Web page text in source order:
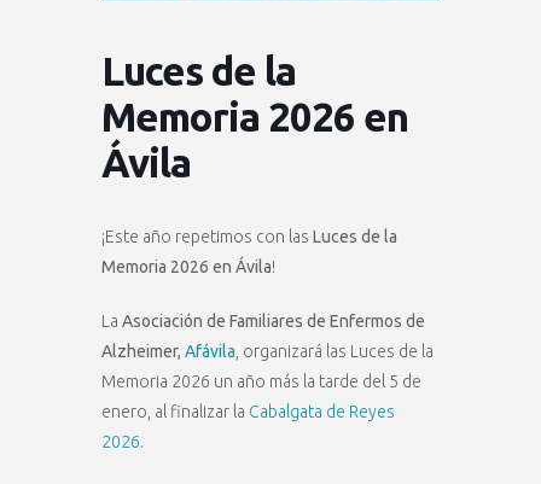
Luces de la
Memoria 2026 en
Ávila
¡Este año repetimos con las Luces de la
Memoria 2026 en Ávila!
La Asociación de Familiares de Enfermos de
Alzheimer, Afávila , organizará las Luces de la
Memoria 2026 un año más la tarde del 5 de
enero, al finalizar la Cabalgata de Reyes
2026.